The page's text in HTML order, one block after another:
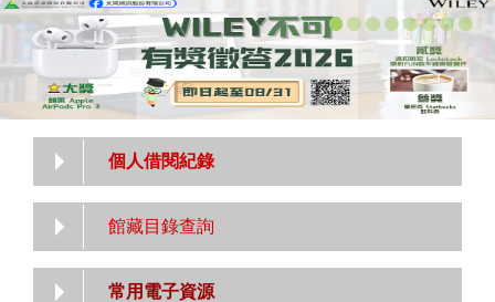
個人借閱紀錄
館藏目錄查詢
常用電子資源